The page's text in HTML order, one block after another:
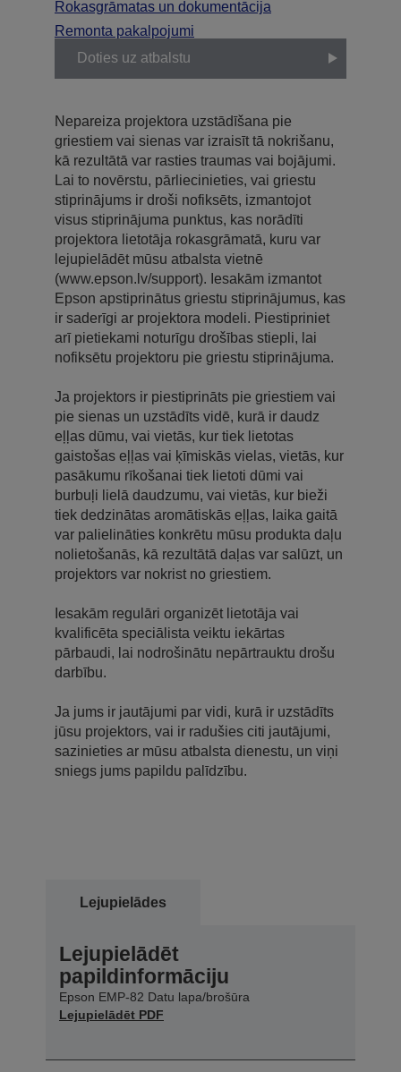
Rokasgrāmatas un dokumentācija
Remonta pakalpojumi
Doties uz atbalstu
Nepareiza projektora uzstādīšana pie
griestiem vai sienas var izraisīt tā nokrišanu,
kā rezultātā var rasties traumas vai bojājumi.
Lai to novērstu, pārliecinieties, vai griestu
stiprinājums ir droši nofiksēts, izmantojot
visus stiprinājuma punktus, kas norādīti
projektora lietotāja rokasgrāmatā, kuru var
lejupielādēt mūsu atbalsta vietnē
(www.epson.lv/support). Iesakām izmantot
Epson apstiprinātus griestu stiprinājumus, kas
ir saderīgi ar projektora modeli. Piestipriniet
arī pietiekami noturīgu drošības stiepli, lai
nofiksētu projektoru pie griestu stiprinājuma.
Ja projektors ir piestiprināts pie griestiem vai
pie sienas un uzstādīts vidē, kurā ir daudz
eļļas dūmu, vai vietās, kur tiek lietotas
gaistošas eļļas vai ķīmiskās vielas, vietās, kur
pasākumu rīkošanai tiek lietoti dūmi vai
burbuļi lielā daudzumu, vai vietās, kur bieži
tiek dedzinātas aromātiskās eļļas, laika gaitā
var palielināties konkrētu mūsu produkta daļu
nolietošanās, kā rezultātā daļas var salūzt, un
projektors var nokrist no griestiem.
Iesakām regulāri organizēt lietotāja vai
kvalificēta speciālista veiktu iekārtas
pārbaudi, lai nodrošinātu nepārtrauktu drošu
darbību.
Ja jums ir jautājumi par vidi, kurā ir uzstādīts
jūsu projektors, vai ir radušies citi jautājumi,
sazinieties ar mūsu atbalsta dienestu, un viņi
sniegs jums papildu palīdzību.
Lejupielādes
Lejupielādēt
papildinformāciju
Epson EMP-82 Datu lapa/brošūra
Lejupielādēt PDF